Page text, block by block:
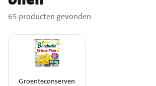
65 producten gevonden
Groenteconserven